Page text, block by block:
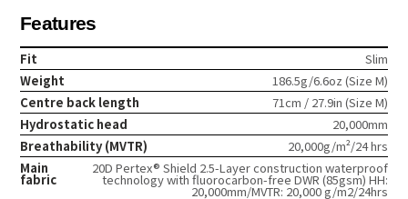
Features
Fit
Slim
Weight
186.5g/6.6oz (Size M)
Centre back length
71cm / 27.9in (Size M)
Hydrostatic head
20,000mm
Breathability (MVTR)
20,000g/m²/24 hrs
Main
fabric
20D Pertex® Shield 2.5-Layer construction waterproof
technology with fluorocarbon-free DWR (85gsm) HH:
20,000mm/MVTR: 20,000 g/m2/24hrs